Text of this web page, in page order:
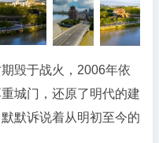
毁于战火，2006年依
城门，还原了明代的建
默诉说着从明初至今的